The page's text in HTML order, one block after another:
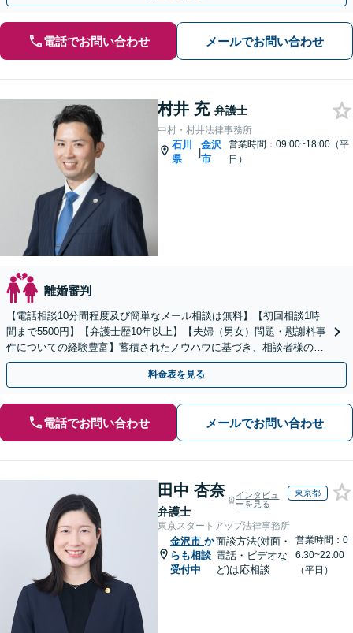
電話でお問い合わせ メールでお問い合わせ
村井 充 弁護士
中村・村井法律事務所
石川
県
|
金沢
市
営業時間：09:00~18:00（平
日）
離婚審判
【電話相談10分間程度及び簡単なメール相談は無料】【初回相談1時
間まで5500円】【弁護士歴10年以上】【夫婦（男女）問題・慰謝料事
件についての経験豊富】蓄積されたノウハウに基づき、相談者様の要
望を最大限に実現します。
料金表を見る
電話でお問い合わせ メールでお問い合わせ
田中 杏奈
弁護士
インタビュ
ーを見る
東京都
東京スタートアップ法律事務所
金沢市 か
らも相談
受付中
面談方法(対面・
電話・ビデオな
ど)は応相談
営業時間：0
6:30~22:00
（平日）